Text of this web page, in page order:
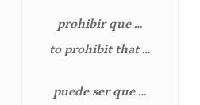
prohibir que …
to prohibit that …
puede ser que …